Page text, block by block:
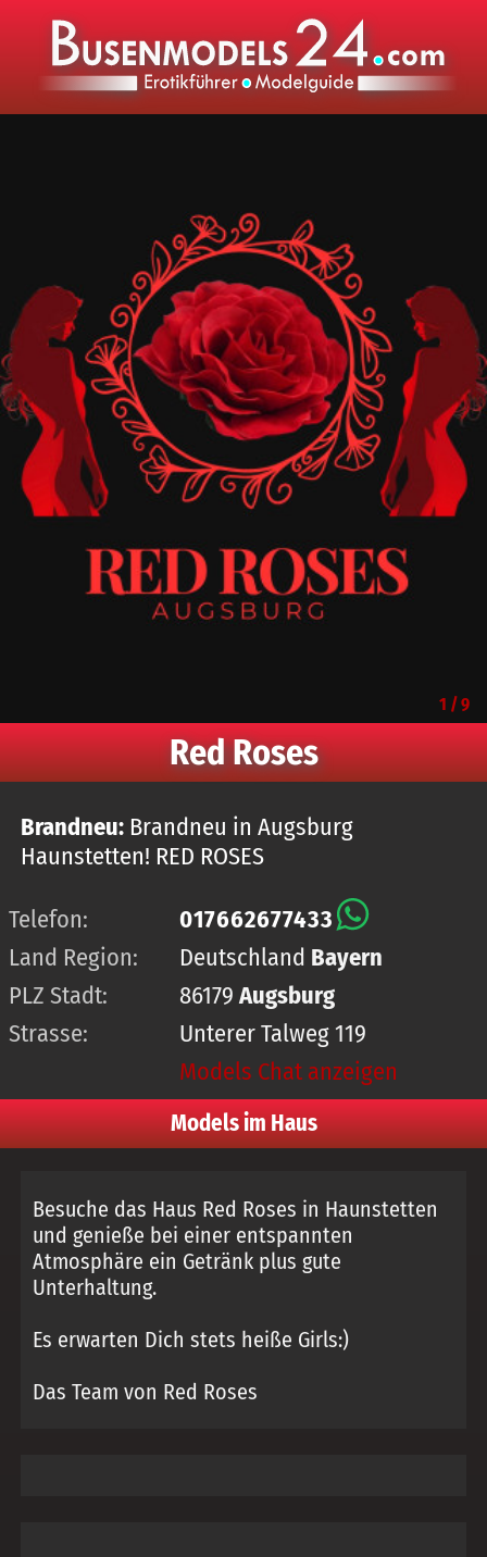
Red Roses
Brandneu: Brandneu in Augsburg
Haunstetten! RED ROSES
Telefon:
017662677433
Land Region:
Deutschland Bayern
PLZ Stadt:
86179Augsburg
Strasse:
Unterer Talweg 119
Models Chat anzeigen
Models im Haus
1 /9
Besuche das Haus Red Roses in Haunstetten
und genieße bei einer entspannten
Atmosphäre ein Getränk plus gute
Unterhaltung.
Es erwarten Dich stets heiße Girls:)
Das Team von Red Roses